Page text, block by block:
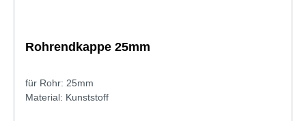
Rohrendkappe 25mm
für Rohr: 25mm
Material: Kunststoff